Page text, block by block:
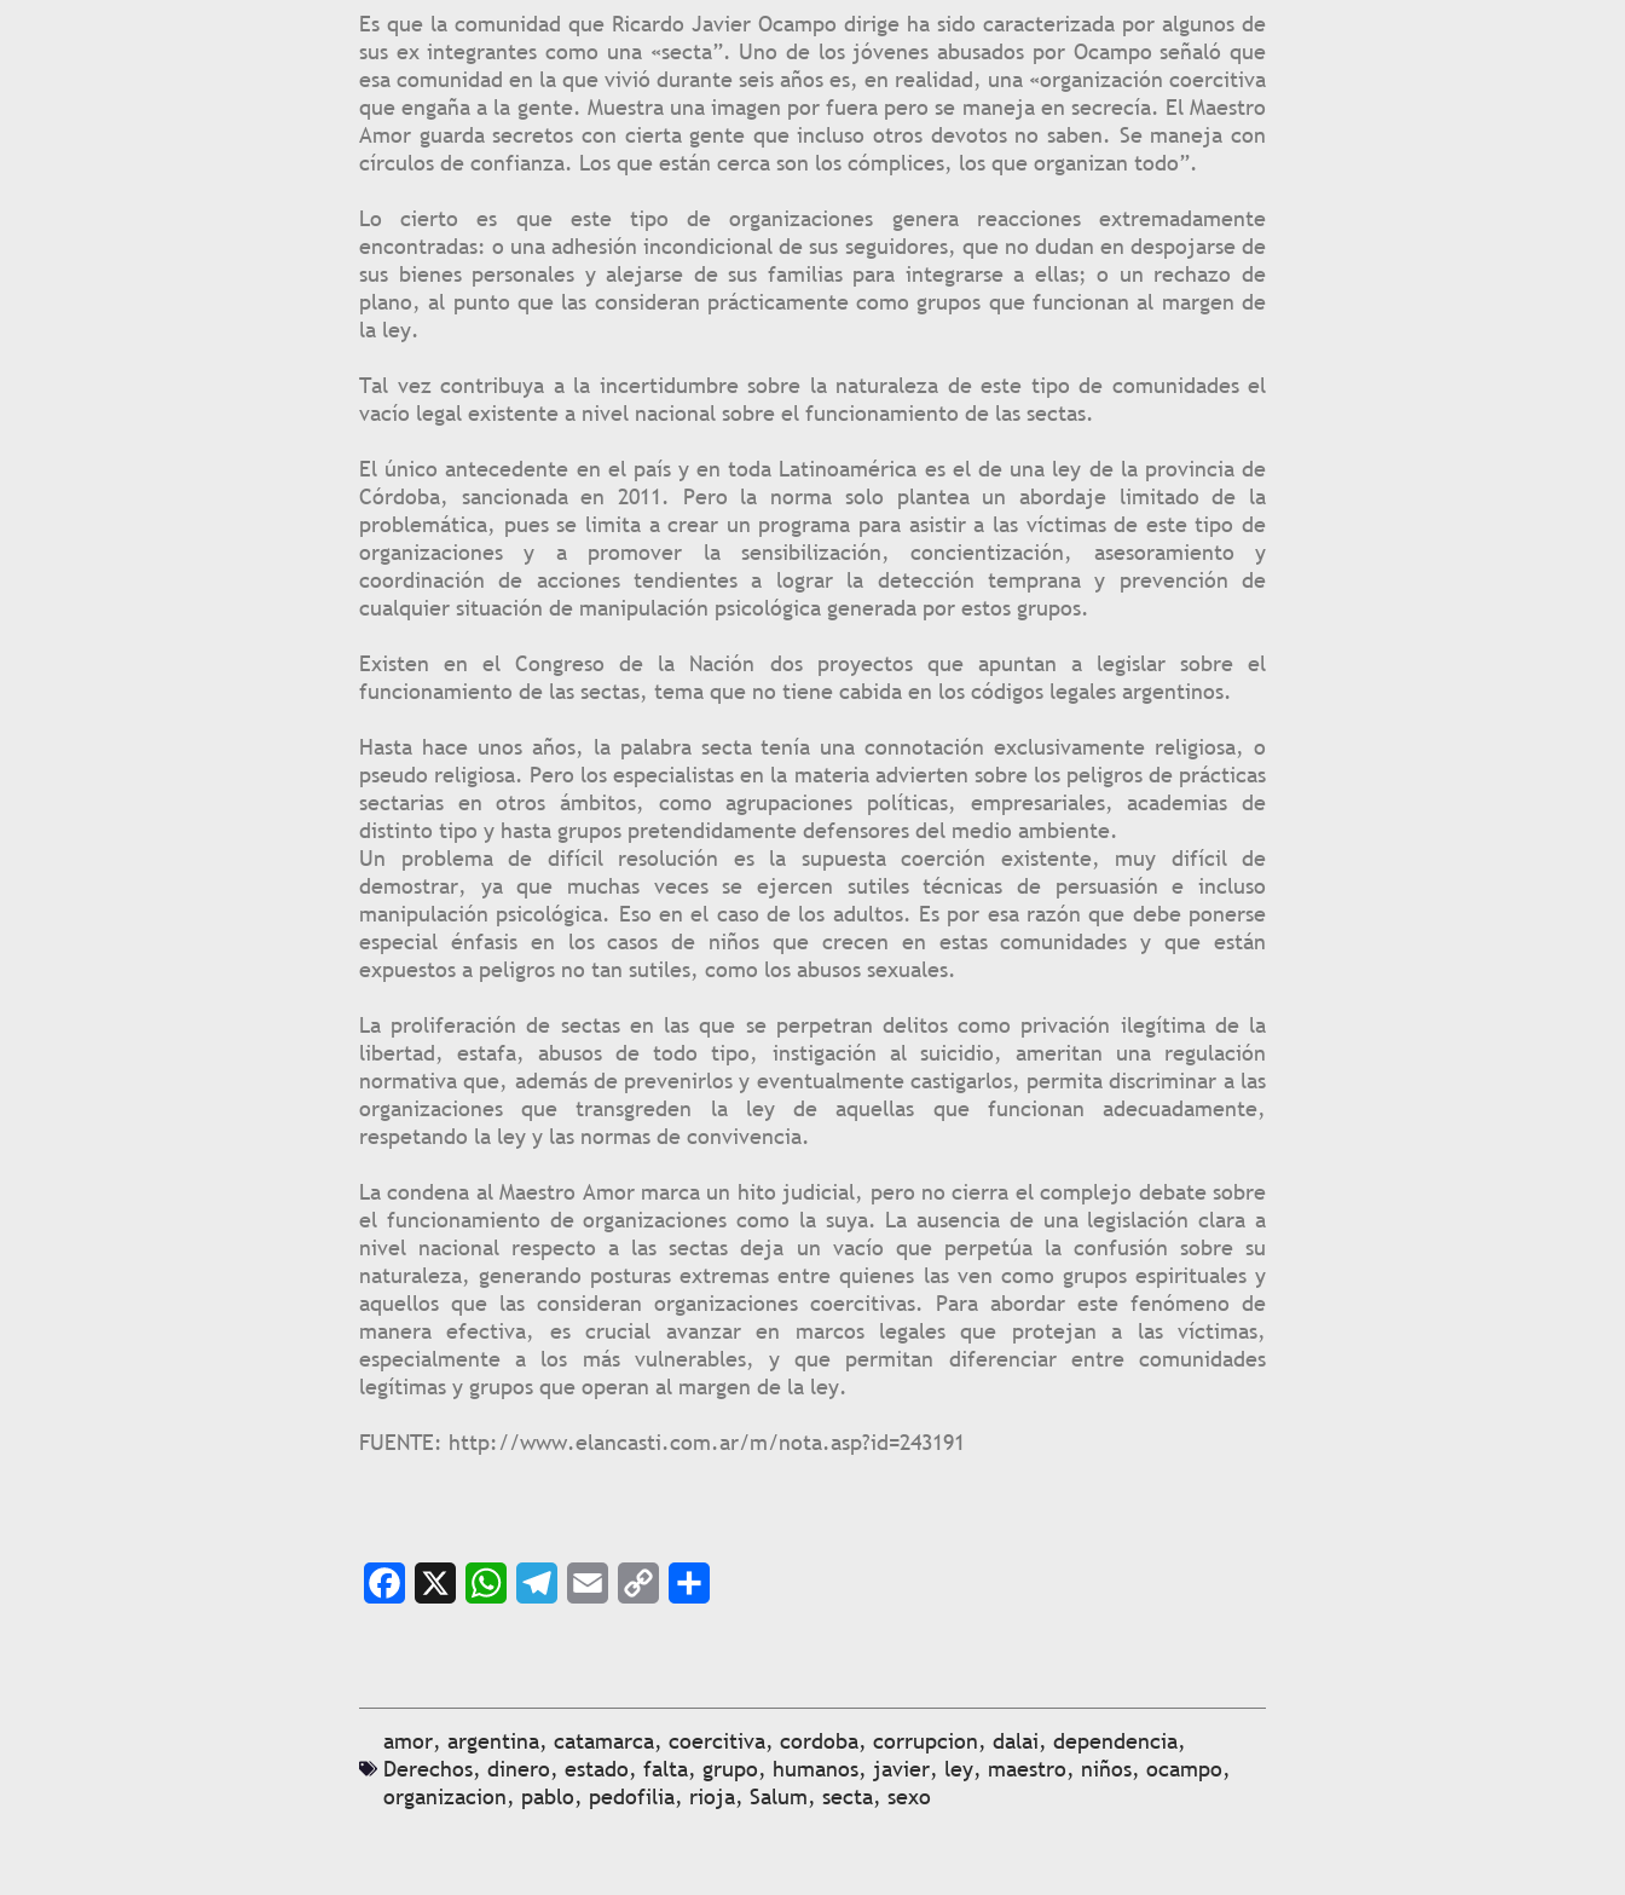
Es que la comunidad que Ricardo Javier Ocampo dirige ha sido caracterizada por algunos de
sus ex integrantes como una «secta”. Uno de los jóvenes abusados por Ocampo señaló que
esa comunidad en la que vivió durante seis años es, en realidad, una «organización coercitiva
que engaña a la gente. Muestra una imagen por fuera pero se maneja en secrecía. El Maestro
Amor guarda secretos con cierta gente que incluso otros devotos no saben. Se maneja con
círculos de confianza. Los que están cerca son los cómplices, los que organizan todo”.
Lo cierto es que este tipo de organizaciones genera reacciones extremadamente
encontradas: o una adhesión incondicional de sus seguidores, que no dudan en despojarse de
sus bienes personales y alejarse de sus familias para integrarse a ellas; o un rechazo de
plano, al punto que las consideran prácticamente como grupos que funcionan al margen de
la ley.
Tal vez contribuya a la incertidumbre sobre la naturaleza de este tipo de comunidades el
vacío legal existente a nivel nacional sobre el funcionamiento de las sectas.
El único antecedente en el país y en toda Latinoamérica es el de una ley de la provincia de
Córdoba, sancionada en 2011. Pero la norma solo plantea un abordaje limitado de la
problemática, pues se limita a crear un programa para asistir a las víctimas de este tipo de
organizaciones y a promover la sensibilización, concientización, asesoramiento y
coordinación de acciones tendientes a lograr la detección temprana y prevención de
cualquier situación de manipulación psicológica generada por estos grupos.
Existen en el Congreso de la Nación dos proyectos que apuntan a legislar sobre el
funcionamiento de las sectas, tema que no tiene cabida en los códigos legales argentinos.
Hasta hace unos años, la palabra secta tenía una connotación exclusivamente religiosa, o
pseudo religiosa. Pero los especialistas en la materia advierten sobre los peligros de prácticas
sectarias en otros ámbitos, como agrupaciones políticas, empresariales, academias de
distinto tipo y hasta grupos pretendidamente defensores del medio ambiente.
Un problema de difícil resolución es la supuesta coerción existente, muy difícil de
demostrar, ya que muchas veces se ejercen sutiles técnicas de persuasión e incluso
manipulación psicológica. Eso en el caso de los adultos. Es por esa razón que debe ponerse
especial énfasis en los casos de niños que crecen en estas comunidades y que están
expuestos a peligros no tan sutiles, como los abusos sexuales.
La proliferación de sectas en las que se perpetran delitos como privación ilegítima de la
libertad, estafa, abusos de todo tipo, instigación al suicidio, ameritan una regulación
normativa que, además de prevenirlos y eventualmente castigarlos, permita discriminar a las
organizaciones que transgreden la ley de aquellas que funcionan adecuadamente,
respetando la ley y las normas de convivencia.
La condena al Maestro Amor marca un hito judicial, pero no cierra el complejo debate sobre
el funcionamiento de organizaciones como la suya. La ausencia de una legislación clara a
nivel nacional respecto a las sectas deja un vacío que perpetúa la confusión sobre su
naturaleza, generando posturas extremas entre quienes las ven como grupos espirituales y
aquellos que las consideran organizaciones coercitivas. Para abordar este fenómeno de
manera efectiva, es crucial avanzar en marcos legales que protejan a las víctimas,
especialmente a los más vulnerables, y que permitan diferenciar entre comunidades
legítimas y grupos que operan al margen de la ley.
FUENTE: http://www.elancasti.com.ar/m/nota.asp?id=243191
amor, argentina, catamarca, coercitiva, cordoba, corrupcion, dalai, dependencia,
Derechos, dinero, estado, falta, grupo, humanos, javier, ley, maestro, niños, ocampo,
organizacion, pablo, pedofilia, rioja, Salum, secta, sexo